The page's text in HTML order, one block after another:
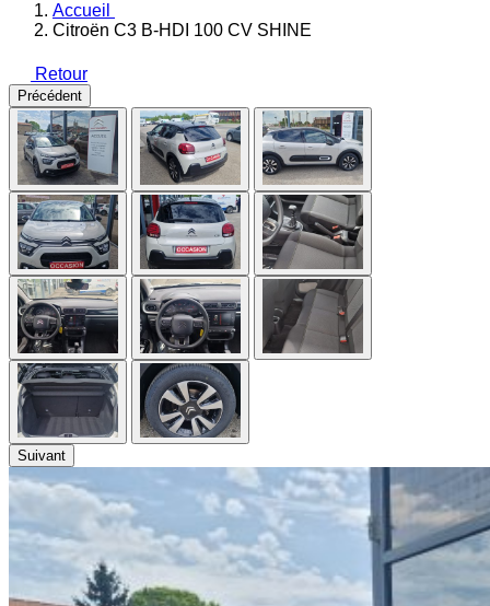
Accueil
Citroën C3 B-HDI 100 CV SHINE
Retour
Précédent
Suivant